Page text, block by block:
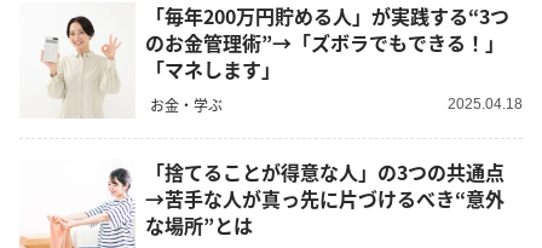
「毎年200万円貯める人」が実践する“3つ
のお金管理術”→「ズボラでもできる！」
「マネします」
お金・学ぶ 2025.04.18
「捨てることが得意な人」の3つの共通点
→苦手な人が真っ先に片づけるべき“意外
な場所”とは